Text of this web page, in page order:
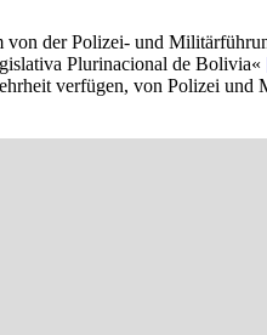
von der Polizei- und
Plurinacional de Bolivia«
verfügen, von Polizei und